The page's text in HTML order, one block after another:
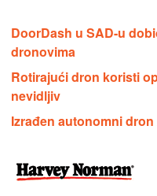
DoorDash u SAD-u
dronovima
Rotirajući dron koristi
nevidljiv
Izrađen autonomni